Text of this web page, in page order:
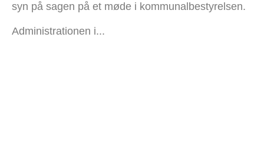
syn på sagen på et møde i kommunalbestyrelsen.
Administrationen i...